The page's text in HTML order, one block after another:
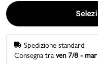
contatti
Spedizione standard
Consegna tra ven 7/8 -